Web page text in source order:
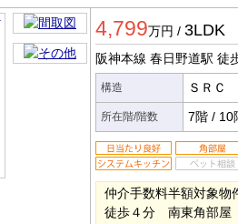
4,799万円 / 3LDK
阪神本線 春日野道駅 徒
構造 ＳＲＣ
所在階/階数 7階 / 10
仲介手数料半額対象
徒歩４分 南東角部